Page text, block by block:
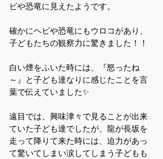
ビや恐竜に見えたようです。
確かにヘビや恐竜にもウロコがあり、
子どもたちの観察力に驚きました！！
白い煙をふいた時には、『怒ったね
～』と子ども達なりに感じたことを言
葉で伝えていました✨
遠目では、興味津々で見ることが出来
ていた子ども達でしたが、龍が長坂を
走って降りて来た時には、迫力があっ
て驚いてしまい涙してしまう子どもも